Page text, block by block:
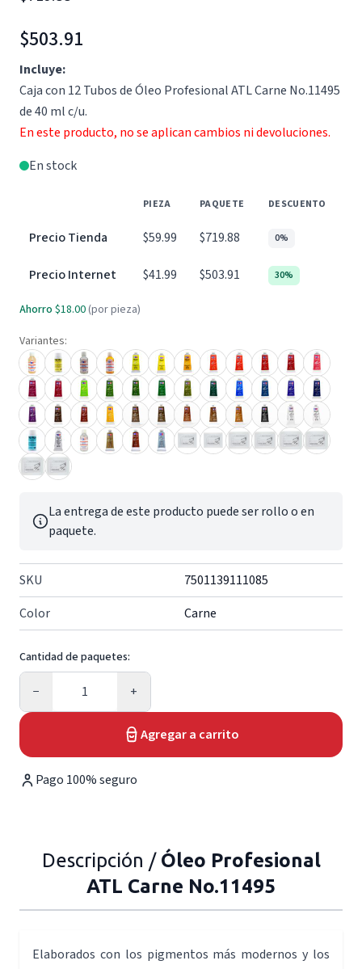
$503.91
Incluye:
Caja con 12 Tubos de Óleo Profesional ATL Carne No.11495
de 40 ml c/u.
En este producto, no se aplican cambios ni devoluciones.
En stock
PIEZA PAQUETE DESCUENTO
Precio Tienda $59.99 $719.88 0%
Precio Internet $41.99 $503.91 30%
Ahorro $18.00 (por pieza)
Variantes:
La entrega de este producto puede ser rollo o en
paquete.
SKU
7501139111085
Color
Carne
Cantidad de paquetes:
−
Cantidad
+
Agregar a carrito
Pago 100% seguro
Descripción / Óleo Profesional
ATL Carne No.11495
Elaborados con los pigmentos más modernos y los